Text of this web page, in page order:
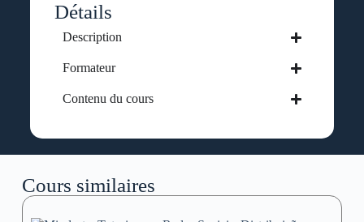
Détails
Description
Formateur
Contenu du cours
Cours similaires